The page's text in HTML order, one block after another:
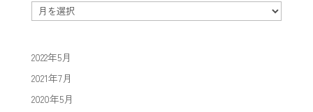
別
ー
カ
ブ
2022年5月
2021年7月
2020年5月